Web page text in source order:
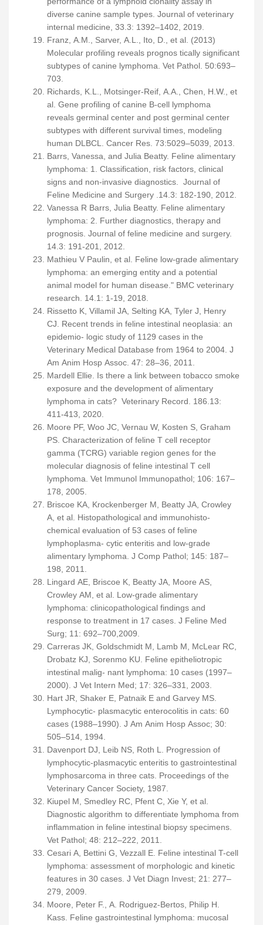
diverse canine sample types. Journal of veterinary
internal medicine, 33.3: 1392–1402, 2019.
Franz, A.M., Sarver, A.L., Ito, D., et al. (2013)
Molecular profiling reveals prognos tically significant
subtypes of canine lymphoma. Vet Pathol. 50:693–
703.
Richards, K.L., Motsinger‐Reif, A.A., Chen, H.W., et
al. Gene profiling of canine B‐cell lymphoma
reveals germinal center and post germinal center
subtypes with different survival times, modeling
human DLBCL. Cancer Res. 73:5029–5039, 2013.
Barrs, Vanessa, and Julia Beatty. Feline alimentary
lymphoma: 1. Classification, risk factors, clinical
signs and non-invasive diagnostics. Journal of
Feline Medicine and Surgery .14.3: 182-190, 2012.
Vanessa R Barrs, Julia Beatty. Feline alimentary
lymphoma: 2. Further diagnostics, therapy and
prognosis. Journal of feline medicine and surgery.
14.3: 191-201, 2012.
Mathieu V Paulin, et al. Feline low-grade alimentary
lymphoma: an emerging entity and a potential
animal model for human disease." BMC veterinary
research. 14.1: 1-19, 2018.
Rissetto K, Villamil JA, Selting KA, Tyler J, Henry
CJ. Recent trends in feline intestinal neoplasia: an
epidemio- logic study of 1129 cases in the
Veterinary Medical Database from 1964 to 2004. J
Am Anim Hosp Assoc. 47: 28–36, 2011.
Mardell Ellie. Is there a link between tobacco smoke
exposure and the development of alimentary
lymphoma in cats? Veterinary Record. 186.13:
411-413, 2020.
Moore PF, Woo JC, Vernau W, Kosten S, Graham
PS. Characterization of feline T cell receptor
gamma (TCRG) variable region genes for the
molecular diagnosis of feline intestinal T cell
lymphoma. Vet Immunol Immunopathol; 106: 167–
178, 2005.
Briscoe KA, Krockenberger M, Beatty JA, Crowley
A, et al. Histopathological and immunohisto-
chemical evaluation of 53 cases of feline
lymphoplasma- cytic enteritis and low-grade
alimentary lymphoma. J Comp Pathol; 145: 187–
198, 2011.
Lingard AE, Briscoe K, Beatty JA, Moore AS,
Crowley AM, et al. Low-grade alimentary
lymphoma: clinicopathological findings and
response to treatment in 17 cases. J Feline Med
Surg; 11: 692–700,2009.
Carreras JK, Goldschmidt M, Lamb M, McLear RC,
Drobatz KJ, Sorenmo KU. Feline epitheliotropic
intestinal malig- nant lymphoma: 10 cases (1997–
2000). J Vet Intern Med; 17: 326–331, 2003.
Hart JR, Shaker E, Patnaik E and Garvey MS.
Lymphocytic- plasmacytic enterocolitis in cats: 60
cases (1988–1990). J Am Anim Hosp Assoc; 30:
505–514, 1994.
Davenport DJ, Leib NS, Roth L. Progression of
lymphocytic-plasmacytic enteritis to gastrointestinal
lymphosarcoma in three cats. Proceedings of the
Veterinary Cancer Society, 1987.
Kiupel M, Smedley RC, Pfent C, Xie Y, et al.
Diagnostic algorithm to differentiate lymphoma from
inflammation in feline intestinal biopsy specimens.
Vet Pathol; 48: 212–222, 2011.
Cesari A, Bettini G, Vezzall E. Feline intestinal T-cell
lymphoma: assessment of morphologic and kinetic
features in 30 cases. J Vet Diagn Invest; 21: 277–
279, 2009.
Moore, Peter F., A. Rodriguez-Bertos, Philip H.
Kass. Feline gastrointestinal lymphoma: mucosal